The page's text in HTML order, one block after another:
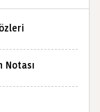
Notası